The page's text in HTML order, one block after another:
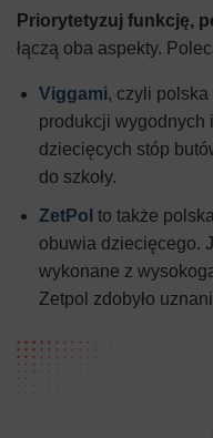
Priorytetyzuj funkcję,
łączą oba aspekty.
Viggami, czyli
produkcji wygodnych
dziecięcych stóp
do szkoły.
ZetPol to także
obuwia dziecięcego.
wykonane z
Zetpol zdobyło